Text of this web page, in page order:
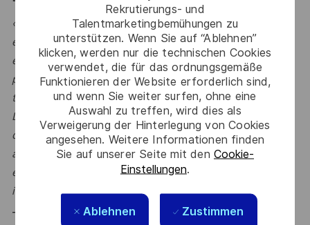
Rekrutierungs- und
Talentmarketingbemühungen zu
unterstützen. Wenn Sie auf “Ablehnen”
klicken, werden nur die technischen Cookies
verwendet, die für das ordnungsgemäße
Funktionieren der Website erforderlich sind,
und wenn Sie weiter surfen, ohne eine
Auswahl zu treffen, wird dies als
Verweigerung der Hinterlegung von Cookies
angesehen. Weitere Informationen finden
Sie auf unserer Seite mit den Cookie-
Einstellungen.
Ablehnen Zustimmen
« Rejoignez la Solution Authority de Thales Alenia Space
et évoluez au sein d’une équipe d’architectes logiciels
expérimentés, garants des choix techniques sur des
programmes spatiaux majeurs, à forts enjeux
technologiques et opérationnels.
Dans un environnement collaboratif et de haut niveau
d’expertise, vous concevez, défendez et portez des
architectures logicielles robustes et durables, en lien
étroit avec les équipes projets, produits et clients
institutionnels ou export »
Thales, entreprise Handi-Engagée, reconnait